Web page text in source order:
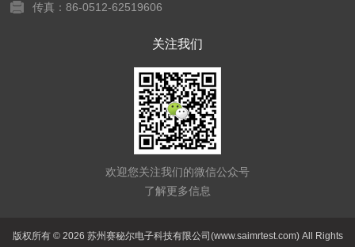
传真：86-0512-62519606
关注我们
欢迎您关注我们的微信公众号
了解更多信息
版权所有 © 2026 苏州赛秘尔电子科技有限公司(www.saimrtest.com) All Rights